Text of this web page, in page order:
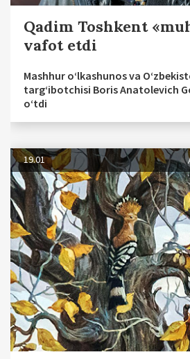
Qadim Toshkent
vafot etdi
Mashhur o‘lkashunos va
targ‘ibotchisi Boris Anatolevich
o‘tdi
19.01